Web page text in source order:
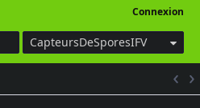
Connexion
CapteursDeSporesIFV